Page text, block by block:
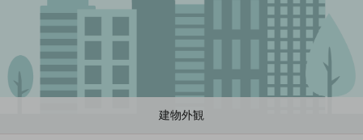
建物外観